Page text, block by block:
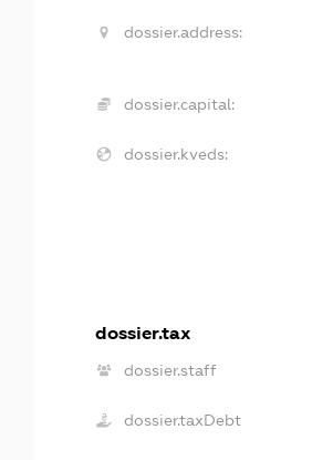
dossier.address:
dossier.capital:
dossier.kveds:
dossier.tax
dossier.staff
dossier.taxDebt